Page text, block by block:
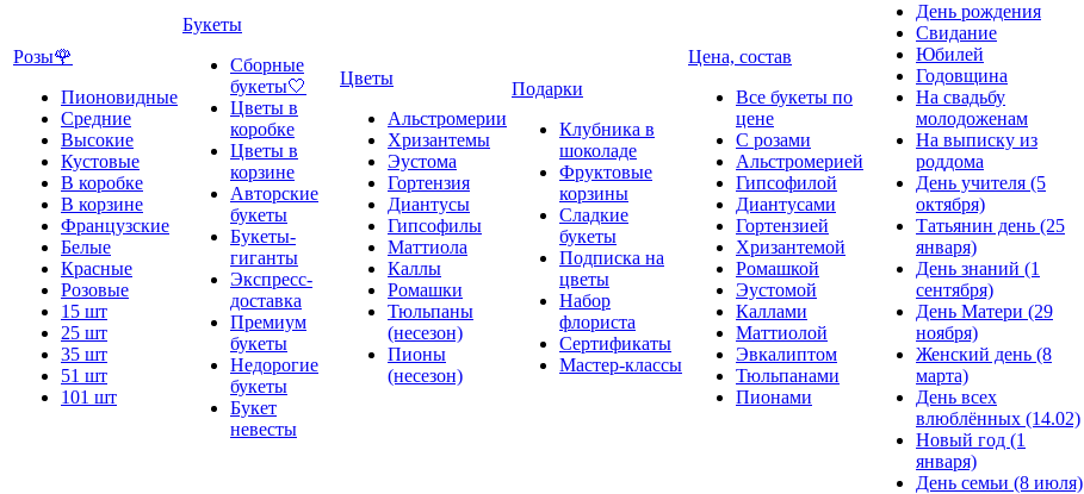
Розы🌹
Пионовидные
Средние
Высокие
Кустовые
В коробке
В корзине
Французские
Белые
Красные
Розовые
15 шт
25 шт
35 шт
51 шт
101 шт
Букеты
Сборные
букеты🤍
Цветы в
коробке
Цветы в
корзине
Авторские
букеты
Букеты-
гиганты
Экспресс-
доставка
Премиум
букеты
Недорогие
букеты
Букет
невесты
Цветы
Альстромерии
Хризантемы
Эустома
Гортензия
Диантусы
Гипсофилы
Маттиола
Каллы
Ромашки
Тюльпаны
(несезон)
Пионы
(несезон)
Подарки
Клубника в
шоколаде
Фруктовые
корзины
Сладкие
букеты
Подписка на
цветы
Набор
флориста
Сертификаты
Мастер-классы
Цена, состав
Все букеты по
цене
С розами
Альстромерией
Гипсофилой
Диантусами
Гортензией
Хризантемой
Ромашкой
Эустомой
Каллами
Маттиолой
Эвкалиптом
Тюльпанами
Пионами
День рождения
Свидание
Юбилей
Годовщина
На свадьбу
молодоженам
На выписку из
роддома
День учителя (5
октября)
Татьянин день (25
января)
День знаний (1
сентября)
День Матери (29
ноября)
Женский день (8
марта)
День всех
влюблённых (14.02)
Новый год (1
января)
День семьи (8 июля)